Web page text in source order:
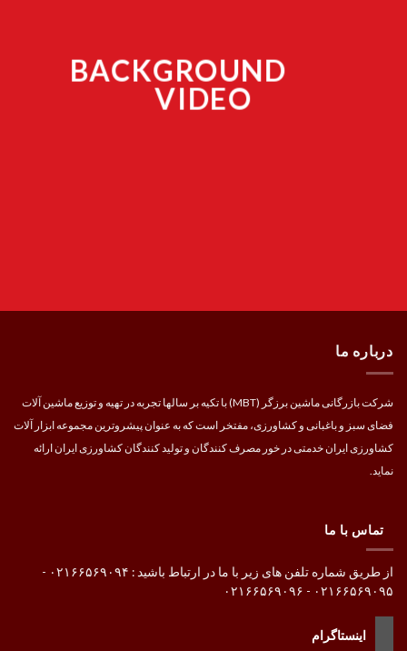
BACKGROUND
VIDEO
درباره ما
شرکت بازرگانی ماشین برزگر (MBT) با تکیه بر سالها تجربه در تهیه و توزیع ماشین آلات
فضای سبز و باغبانی و کشاورزی، مفتخر است که به عنوان پیشروترین مجموعه ابزار آلات
کشاورزی ایران خدمتی در خور مصرف کنندگان و تولید کنندگان کشاورزی ایران ارائه
نماید.
تماس با ما
از طریق شماره تلفن های زیر با ما در ارتباط باشید : ۰۲۱۶۶۵۶۹۰۹۴ -
۰۲۱۶۶۵۶۹۰۹۵ - ۰۲۱۶۶۵۶۹۰۹۶
اینستاگرام